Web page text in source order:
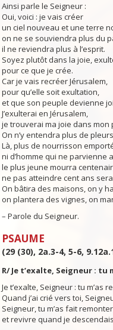
Ainsi parle le Seigneur :
Oui, voici : je vais créer
un ciel nouveau et une terre
on ne se souviendra plus du
il ne reviendra plus à l’esprit.
Soyez plutôt dans la joie,
pour ce que je crée.
Car je vais recréer Jérusalem,
pour qu’elle soit exultation,
et que son peuple devienne
J’exulterai en Jérusalem,
je trouverai ma joie dans mon
On n’y entendra plus de
Là, plus de nourrisson
ni d’homme qui ne parvienne
le plus jeune mourra
ne pas atteindre cent ans
On bâtira des maisons, on y
on plantera des vignes, on
– Parole du Seigneur.
PSAUME
(29 (30), 2a.3-4, 5-6,
R/ Je t’exalte, Seigneur : tu
Je t’exalte, Seigneur : tu m’as
Quand j’ai crié vers toi,
Seigneur, tu m’as fait
et revivre quand je